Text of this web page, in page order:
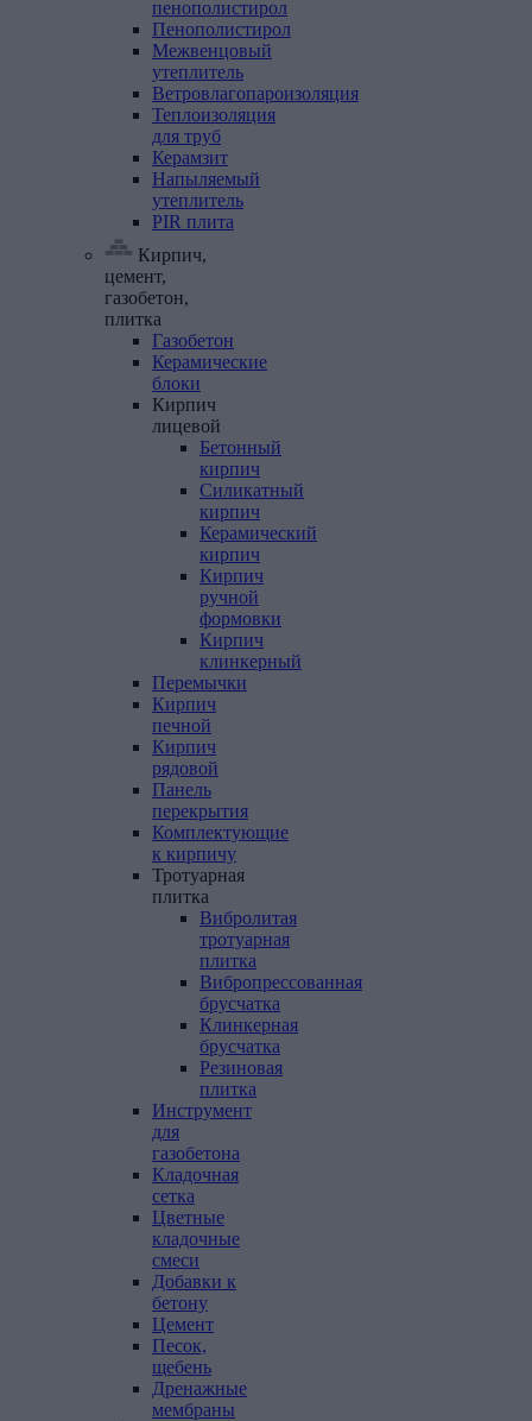
пенополистирол
Пенополистирол
Межвенцовый
утеплитель
Ветровлагопароизоляция
Теплоизоляция
для труб
Керамзит
Напыляемый
утеплитель
PIR плита
Кирпич,
цемент,
газобетон,
плитка
Газобетон
Керамические
блоки
Кирпич
лицевой
Бетонный
кирпич
Силикатный
кирпич
Керамический
кирпич
Кирпич
ручной
формовки
Кирпич
клинкерный
Перемычки
Кирпич
печной
Кирпич
рядовой
Панель
перекрытия
Комплектующие
к кирпичу
Тротуарная
плитка
Вибролитая
тротуарная
плитка
Вибропрессованная
брусчатка
Клинкерная
брусчатка
Резиновая
плитка
Инструмент
для
газобетона
Кладочная
сетка
Цветные
кладочные
смеси
Добавки к
бетону
Цемент
Песок,
щебень
Дренажные
мембраны